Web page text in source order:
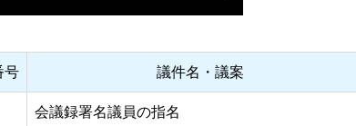
号 議件名・議案
会議録署名議員の指名